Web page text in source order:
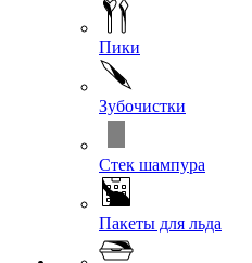
Пики
Зубочистки
Стек шампура
Пакеты для льда